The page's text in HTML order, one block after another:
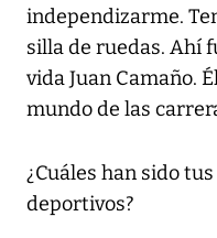
independizarme.
silla de ruedas. Ahí
vida Juan Camaño.
mundo de las
¿Cuáles han sido
deportivos?